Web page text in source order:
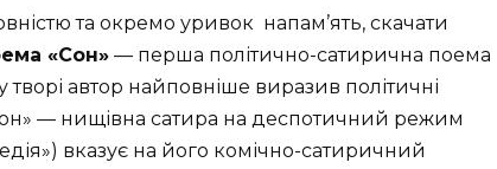
та окремо уривок напам’ять, скачати
«Сон» — перша політично-сатирична поема
творі автор найповніше виразив політичні
— нищівна сатира на деспотичний режим
вказує на його комічно-сатиричний